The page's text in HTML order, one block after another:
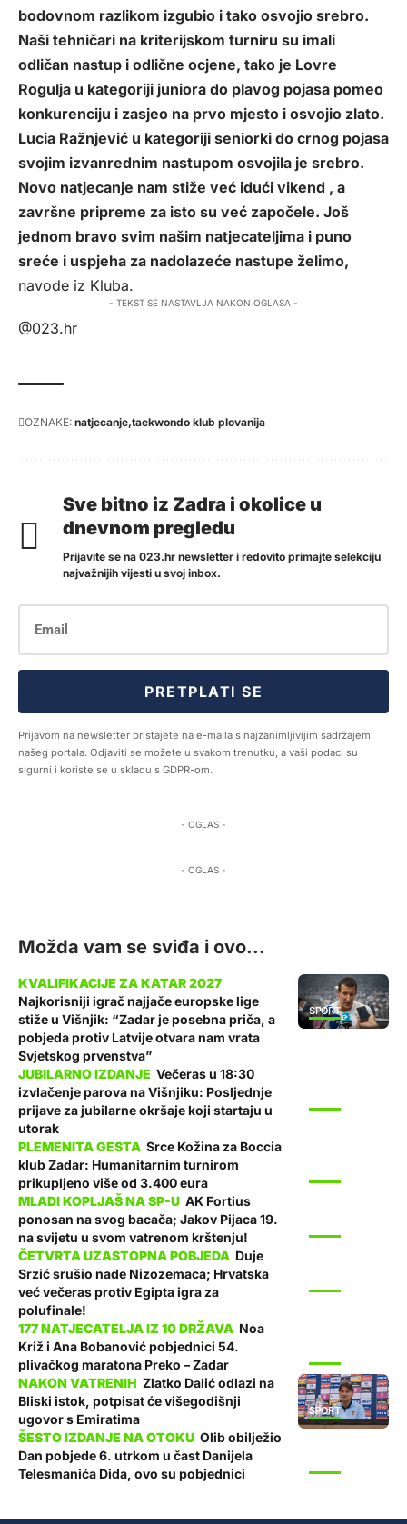
bodovnom razlikom izgubio i tako osvojio srebro.
Naši tehničari na kriterijskom turniru su imali
odličan nastup i odlične ocjene, tako je Lovre
Rogulja u kategoriji juniora do plavog pojasa pomeo
konkurenciju i zasjeo na prvo mjesto i osvojio zlato.
Lucia Ražnjević u kategoriji seniorki do crnog pojasa
svojim izvanrednim nastupom osvojila je srebro.
Novo natjecanje nam stiže već idući vikend , a
završne pripreme za isto su već započele. Još
jednom bravo svim našim natjecateljima i puno
sreće i uspjeha za nadolazeće nastupe želimo,
navode iz Kluba.
- TEKST SE NASTAVLJA NAKON OGLASA -
@023.hr
OZNAKE: natjecanje taekwondo klub plovanija
Sve bitno iz Zadra i okolice u
dnevnom pregledu
Prijavite se na 023.hr newsletter i redovito primajte selekciju
najvažnijih vijesti u svoj inbox.
PRETPLATI SE
Prijavom na newsletter pristajete na e-maila s najzanimljivijim sadržajem
našeg portala. Odjaviti se možete u svakom trenutku, a vaši podaci su
sigurni i koriste se u skladu s GDPR-om.
- OGLAS -
- OGLAS -
Možda vam se sviđa i ovo...
SPORT
Najkorisniji igrač najjače europske lige
stiže u Višnjik: “Zadar je posebna priča, a
pobjeda protiv Latvije otvara nam vrata
Svjetskog prvenstva”
Večeras u 18:30
izvlačenje parova na Višnjiku: Posljednje
prijave za jubilarne okršaje koji startaju u
utorak
Srce Kožina za Boccia
klub Zadar: Humanitarnim turnirom
prikupljeno više od 3.400 eura
AK Fortius
ponosan na svog bacača; Jakov Pijaca 19.
na svijetu u svom vatrenom krštenju!
Duje
Srzić srušio nade Nizozemaca; Hrvatska
već večeras protiv Egipta igra za
polufinale!
Noa
Križ i Ana Bobanović pobjednici 54.
plivačkog maratona Preko – Zadar
SPORT
Zlatko Dalić odlazi na
Bliski istok, potpisat će višegodišnji
ugovor s Emiratima
Olib obilježio
Dan pobjede 6. utrkom u čast Danijela
Telesmanića Dida, ovo su pobjednici